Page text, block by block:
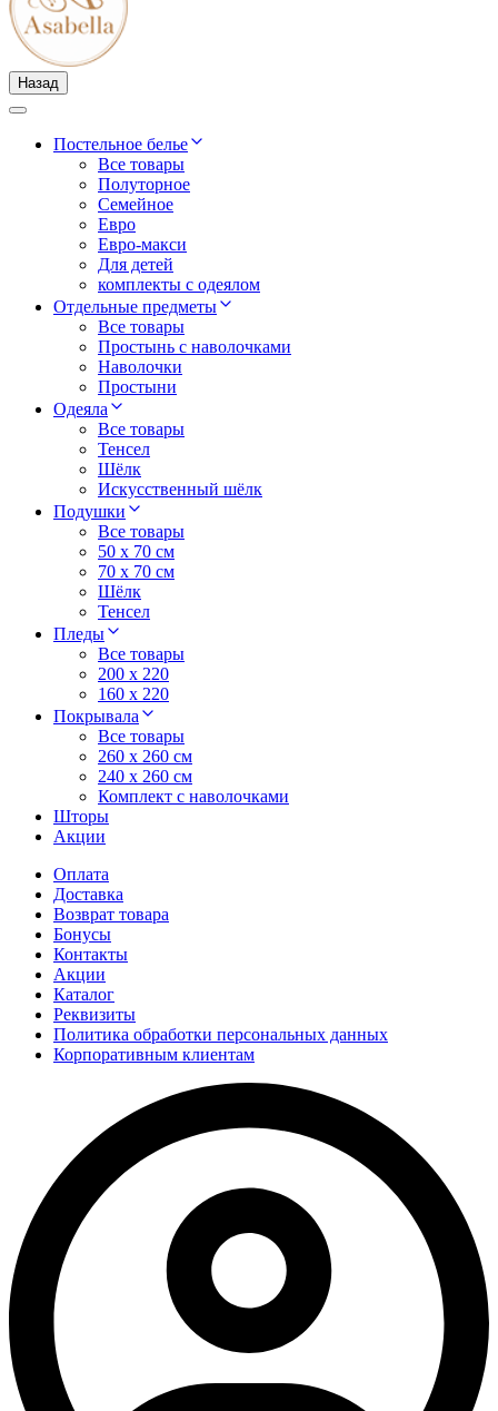
Назад
Постельное белье
Все товары
Полуторное
Семейное
Евро
Евро-макси
Для детей
комплекты с одеялом
Отдельные предметы
Все товары
Простынь с наволочками
Наволочки
Простыни
Одеяла
Все товары
Тенсел
Шёлк
Искусственный шёлк
Подушки
Все товары
50 x 70 см
70 x 70 см
Шёлк
Тенсел
Пледы
Все товары
200 х 220
160 х 220
Покрывала
Все товары
260 x 260 см
240 х 260 см
Комплект с наволочками
Шторы
Акции
Оплата
Доставка
Возврат товара
Бонусы
Контакты
Акции
Каталог
Реквизиты
Политика обработки персональных данных
Корпоративным клиентам